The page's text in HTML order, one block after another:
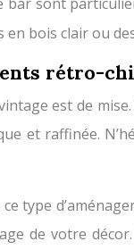
bois clair ou
rétro-
est de
et raffinée.
type
de votre